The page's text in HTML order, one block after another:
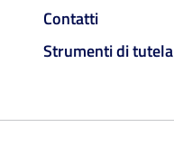
Contatti
Strumenti di tutela